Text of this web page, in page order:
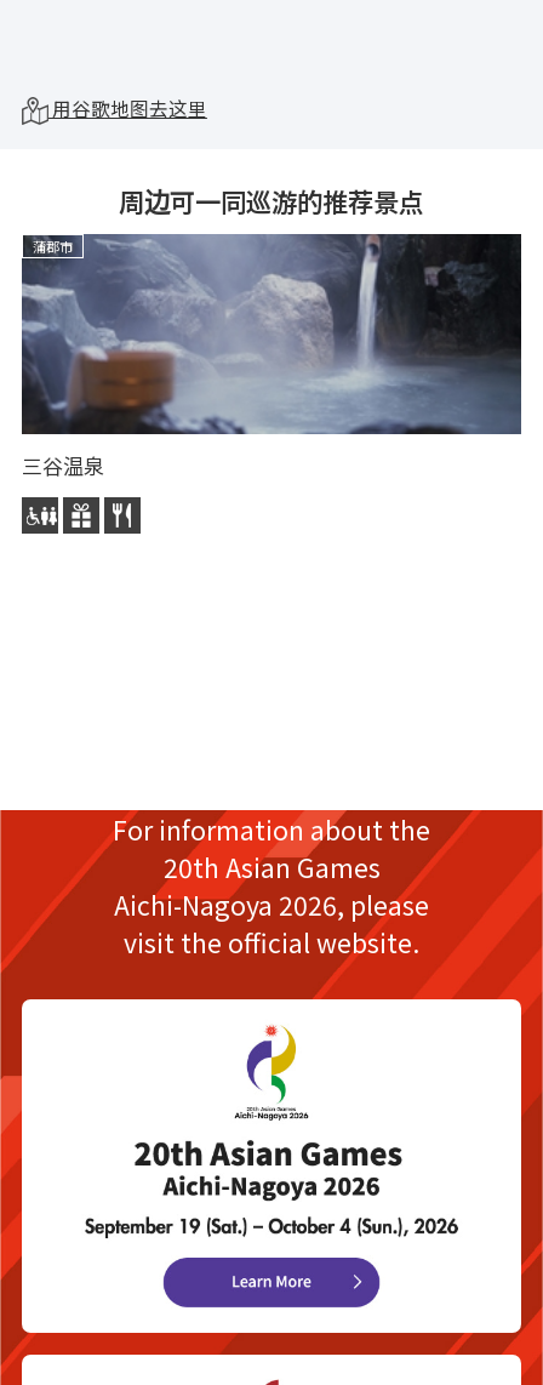
用谷歌地图去这里
周边可一同巡游的推荐景点
蒲郡市
三谷温泉
For information about the
20th Asian Games
Aichi-Nagoya 2026, please
visit the official website.